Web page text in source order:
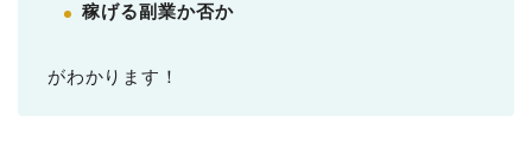
稼げる副業か否か
がわかります！